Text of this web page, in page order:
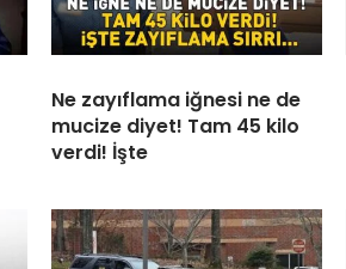
Ne zayıflama iğnesi ne de
mucize diyet! Tam 45 kilo
verdi! İşte